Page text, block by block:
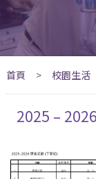
首頁 > 校園生活
2025 –